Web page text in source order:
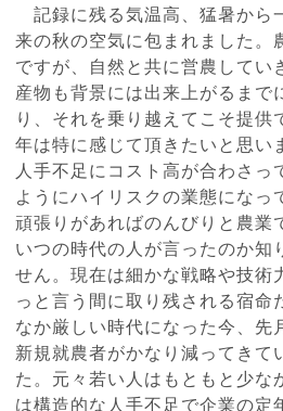
記録に残る気温高、猛暑から
来の秋の空気に包まれました。
ですが、自然と共に営農してい
産物も背景には出来上がるまで
り、それを乗り越えてこそ提供
年は特に感じて頂きたいと思い
人手不足にコスト高が合わさっ
ようにハイリスクの業態になっ
頑張りがあればのんびりと農業
いつの時代の人が言ったのか知
せん。現在は細かな戦略や技術
っと言う間に取り残される宿命
なか厳しい時代になった今、先
新規就農者がかなり減ってきて
た。元々若い人はもともと少な
は構造的な人手不足で企業の定